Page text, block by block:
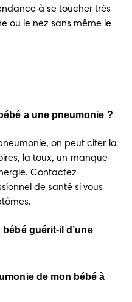
à se toucher très
ou le nez sans même le
a une pneumonie ?
on peut citer la
la toux, un manque
Contactez
de santé si vous
guérit-il d’une
de mon bébé à